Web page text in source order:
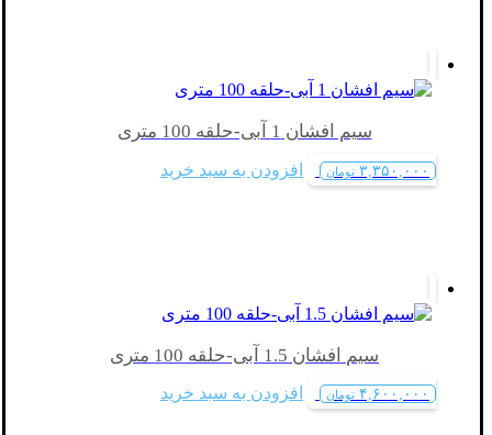
سیم افشان 1 آبی-حلقه 100 متری
۳,۳۵۰,۰۰۰ تومان افزودن به سبد خرید
سیم افشان 1.5 آبی-حلقه 100 متری
۴,۶۰۰,۰۰۰ تومان افزودن به سبد خرید